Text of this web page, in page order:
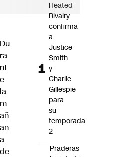
Du
ra
nt
e
la
m
añ
an
a
de
Heated
Rivalry
confirma
a
Justice
Smith
y
Charlie
Gillespie
para
su
temporada
2
Praderas